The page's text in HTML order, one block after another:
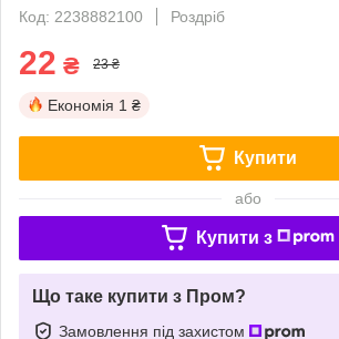
Код: 2238882100
Роздріб
22 ₴ 23 ₴
Економія 1 ₴
Купити
або
Купити з
Що таке купити з Пром?
Замовлення під захистом